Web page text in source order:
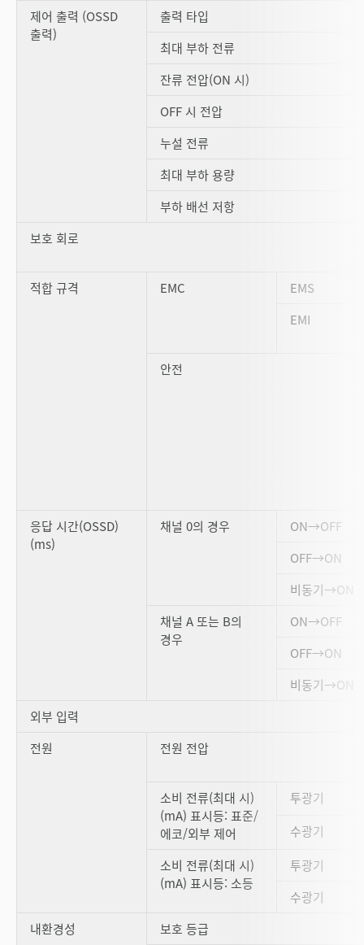
제어 출력 (OSSD
출력)
출력 타입
최대 부하 전류
잔류 전압(ON 시)
OFF 시 전압
누설 전류
최대 부하 용량
부하 배선 저항
보호 회로
적합 규격 EMC
EMS
EMI
안전
응답 시간(OSSD)
(ms)
채널 0의 경우
ON→OFF
OFF→ON
비동기→ON
채널 A 또는 B의
경우
ON→OFF
OFF→ON
비동기→ON
외부 입력
전원
전원 전압
소비 전류(최대 시)
(mA) 표시등: 표준/
에코/외부 제어
투광기
수광기
소비 전류(최대 시)
(mA) 표시등: 소등
투광기
수광기
내환경성
보호 등급